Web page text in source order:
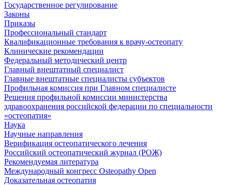
Государственное регулирование
Законы
Приказы
Профессиональный стандарт
Квалификационные требования к врачу-остеопату
Клинические рекомендации
Федеральный методический центр
Главный внештатный специалист
Главные внештатные специалисты субъектов
Профильная комиссия при Главном специалисте
Решения профильной комиссии министерства
здравоохранения российской федерации по специальности
«остеопатия»
Наука
Научные направления
Верификация остеопатического лечения
Российский остеопатический журнал (РОЖ)
Рекомендуемая литература
Международный конгресс Osteopathy Open
Доказательная остеопатия